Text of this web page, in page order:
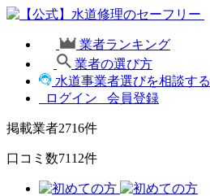
業者ランキング
業者の選び方
水道事業者選びを相談する
ログイン
会員登録
掲載業者2716件
口コミ数7112件